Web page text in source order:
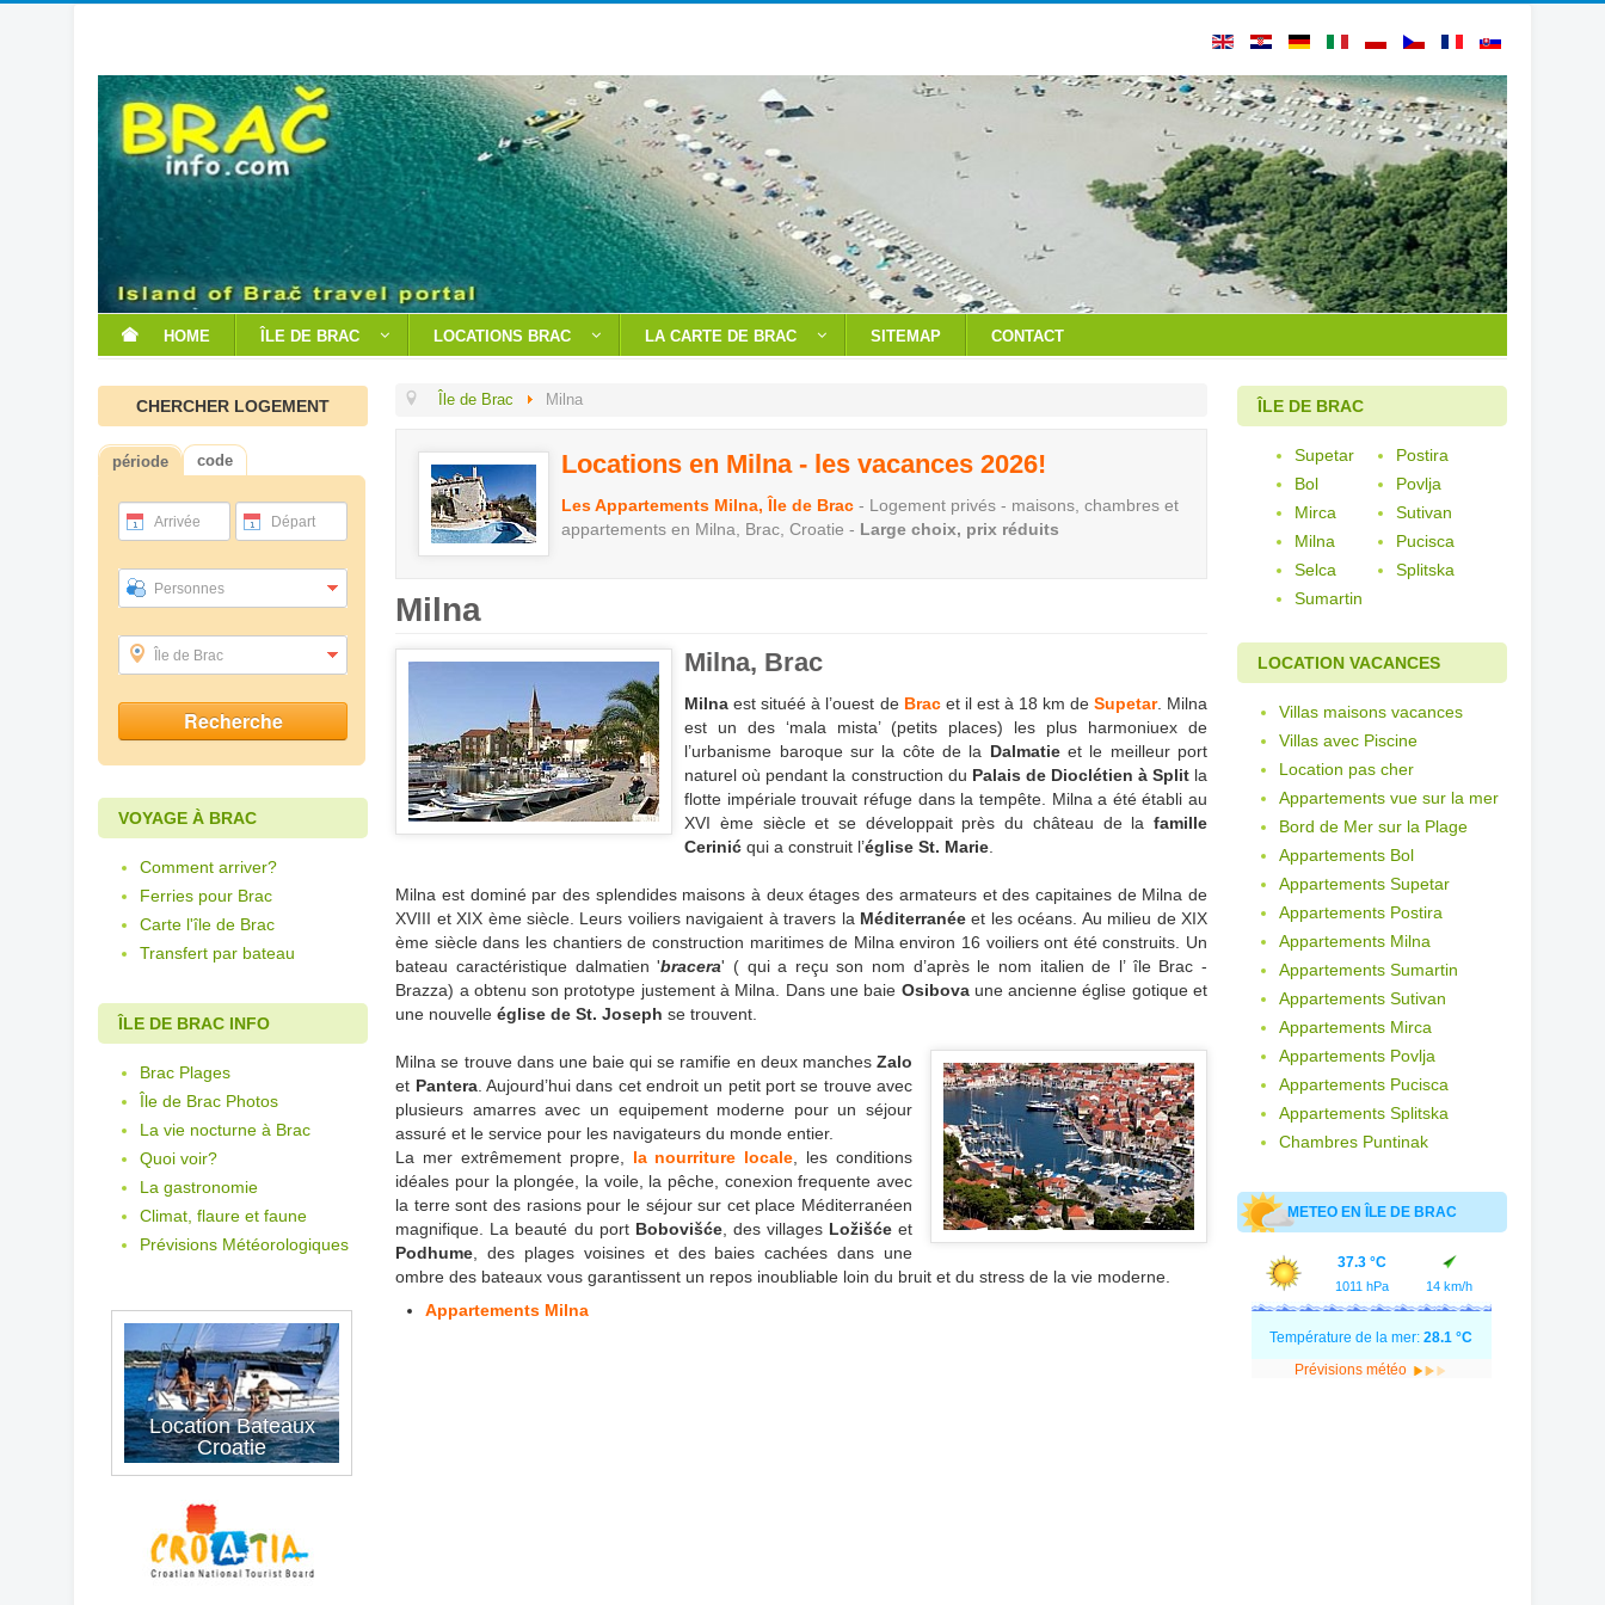
HOME ÎLE DE BRAC LOCATIONS BRAC LA CARTE DE BRAC SITEMAP CONTACT
CHERCHER LOGEMENT
période code
Arrivée Départ
Personnes
Île de Brac
VOYAGE À BRAC
Comment arriver?
Ferries pour Brac
Carte l'île de Brac
Transfert par bateau
ÎLE DE BRAC INFO
Brac Plages
Île de Brac Photos
La vie nocturne à Brac
Quoi voir?
La gastronomie
Climat, flaure et faune
Prévisions Météorologiques
Location Bateaux
Croatie
Île de Brac Milna
Locations en Milna - les vacances 2026!
Les Appartements Milna, Île de Brac - Logement privés - maisons, chambres et
appartements en Milna, Brac, Croatie - Large choix, prix réduits
Milna
Milna, Brac
Milnaest situéé à l’ouest de Brac et il est à 18 km de Supetar. Milna
est un des ‘mala mista’ (petits places) les plus harmoniuex de
l’urbanisme baroque sur la côte de la Dalmatie et le meilleur port
naturel où pendant la construction du Palais de Dioclétien à Splitla
flotte impériale trouvait réfuge dans la tempête. Milna a été établi au
XVI ème siècle et se développait près du château de la famille
Cerinić qui a construit l’église St. Marie
Milna est dominé par des splendides maisons à deux étages des armateurs et des capitaines de Milna de
XVIII et XIX ème siècle. Leurs voiliers navigaient à travers la Méditerranéeet les océans. Au milieu de XIX
ème siècle dans les chantiers de construction maritimes de Milna environ 16 voiliers ont été construits. Un
bateau caractéristique dalmatien 'bracera' ( qui a reçu son nom d’après le nom italien de l’ île Brac -
Brazza) a obtenu son prototype justement à Milna. Dans une baie Osibova une ancienne église gotique et
une nouvelleéglise de St. Joseph se trouvent.
Milna se trouve dans une baie qui se ramifie en deux manches Zalo
et Pantera. Aujourd’hui dans cet endroit un petit port se trouve avec
plusieurs amarres avec un equipement moderne pour un séjour
assuré et le service pour les navigateurs du monde entier.
La mer extrêmement propre, la nourriture locale , les conditions
idéales pour la plongée, la voile, la pêche, conexion frequente avec
la terre sont des rasions pour le séjour sur cet place Méditerranéen
magnifique. La beauté du port Bobovišće, des villages Ložišće et
Podhume , des plages voisines et des baies cachées dans une
ombre des bateaux vous garantissent un repos inoubliable loin du bruit et du stress de la vie moderne.
Appartements Milna
ÎLE DE BRAC
Supetar
Postira
Bol
Povlja
Mirca
Sutivan
Milna
Pucisca
Selca
Splitska
Sumartin
LOCATION VACANCES
Villas maisons vacances
Villas avec Piscine
Location pas cher
Appartements vue sur la mer
Bord de Mer sur la Plage
Appartements Bol
Appartements Supetar
Appartements Postira
Appartements Milna
Appartements Sumartin
Appartements Sutivan
Appartements Mirca
Appartements Povlja
Appartements Pucisca
Appartements Splitska
Chambres Puntinak
METEO EN ÎLE DE BRAC
37.3 °C
1011 hPa 14 km/h
Température de la mer: 28.1 °C
Prévisions météo